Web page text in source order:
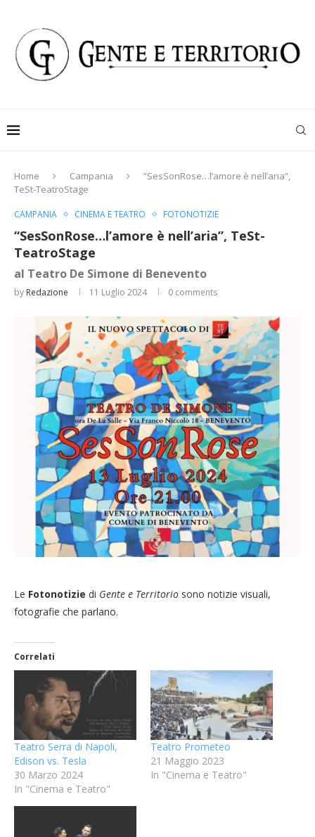
Home Campania
“SesSonRose…l’amore è nell’aria”,
TeSt-TeatroStage
CAMPANIA CINEMA E TEATRO FOTONOTIZIE
“SesSonRose…l’amore è nell’aria”, TeSt-
TeatroStage
al Teatro De Simone di Benevento
by Redazione 11 Luglio 2024 0 comments
Le Fotonotizie di Gente e Territorio sono notizie visuali,
fotografie che parlano.
Correlati
Teatro Serra di Napoli,
Edison vs. Tesla
30 Marzo 2024
In "Cinema e Teatro"
Teatro Prometeo
21 Maggio 2023
In "Cinema e Teatro"